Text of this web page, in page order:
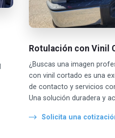
Rotulación con Vinil
¿Buscas una imagen
con vinil cortado es una
de contacto y servicios
Una solución duradera y
Solicita una